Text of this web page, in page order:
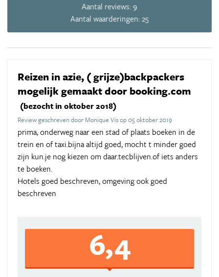
Aantal reviews: 9
Aantal waarderingen: 25
Reizen in azie, ( grijze)backpackers
mogelijk gemaakt door booking.com
(bezocht in oktober 2018)
Review geschreven door Monique Vis op 05 oktober 2019
prima, onderweg naar een stad of plaats boeken in de
trein en of taxi.bijna altijd goed, mocht t minder goed
zijn kun.je nog kiezen om daar.tecblijven.of iets anders
te boeken.
Hotels goed beschreven, omgeving ook goed
beschreven
6,4